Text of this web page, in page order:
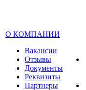
О КОМПАНИИ
Вакансии
Отзывы
Документы
Реквизиты
Партнеры